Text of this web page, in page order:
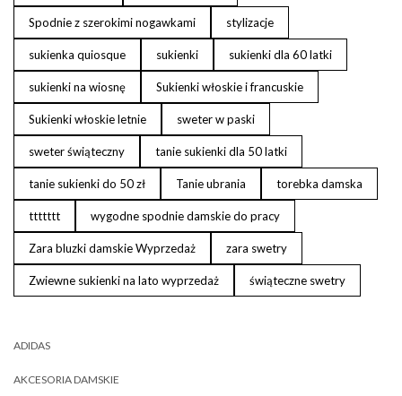
Spodnie z szerokimi nogawkami stylizacje
sukienka quiosque sukienki sukienki dla 60 latki
sukienki na wiosnę Sukienki włoskie i francuskie
Sukienki włoskie letnie sweter w paski
sweter świąteczny tanie sukienki dla 50 latki
tanie sukienki do 50 zł Tanie ubrania torebka damska
ttttttt wygodne spodnie damskie do pracy
Zara bluzki damskie Wyprzedaż zara swetry
Zwiewne sukienki na lato wyprzedaż świąteczne swetry
ADIDAS
AKCESORIA DAMSKIE